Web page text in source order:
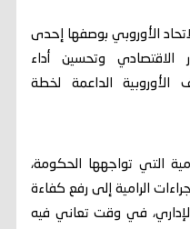
الأوروبي بوصفها إحدى
الاقتصادي وتحسين أداء
الأوروبية الداعمة لخطة
التي تواجهها الحكومة،
الرامية إلى رفع كفاءة
في وقت تعاني فيه